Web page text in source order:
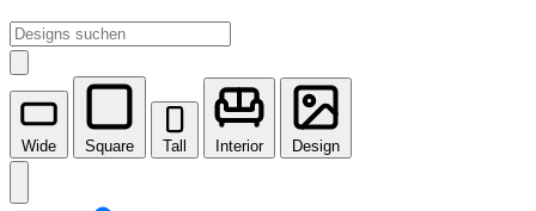
Wide Square Tall Interior Design